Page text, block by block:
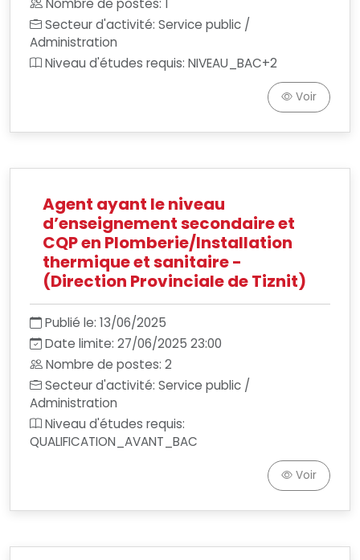
Nombre de postes: 1
Secteur d'activité: Service public /
Administration
Niveau d'études requis: NIVEAU_BAC+2
Voir
Agent ayant le niveau
d’enseignement secondaire et
CQP en Plomberie/Installation
thermique et sanitaire -
(Direction Provinciale de Tiznit)
Publié le: 13/06/2025
Date limite: 27/06/2025 23:00
Nombre de postes: 2
Secteur d'activité: Service public /
Administration
Niveau d'études requis:
QUALIFICATION_AVANT_BAC
Voir